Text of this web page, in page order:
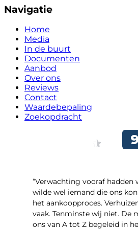
Navigatie
Home
Media
In de buurt
Documenten
Aanbod
Over ons
Reviews
Contact
Waardebepaling
Zoekopdracht
“Verwachting vooraf hadden
wilde wel iemand die ons
het aankoopproces.
vaak. Tenminste wij niet. De
ons van A tot Z begeleid in